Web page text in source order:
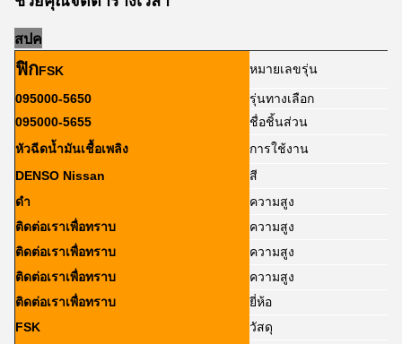
สปค
ฟิกFSK หมายเลขรุ่น
095000-5650
รุ่นทางเลือก
095000-5655
ชื่อชิ้นส่วน
หัวฉีดน้ำมันเชื้อเพลิง
การใช้งาน
DENSO Nissan
สี
ดำ
ความสูง
ติดต่อเราเพื่อทราบ
ความสูง
ติดต่อเราเพื่อทราบ
ความสูง
ติดต่อเราเพื่อทราบ
ความสูง
ติดต่อเราเพื่อทราบ
ยี่ห้อ
FSK
วัสดุ